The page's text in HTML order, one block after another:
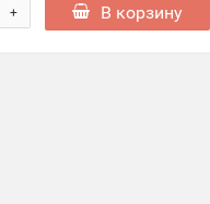
+ В корзину